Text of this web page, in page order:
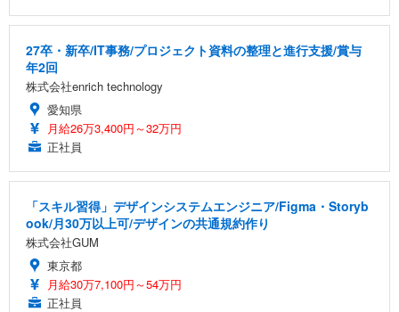
27卒・新卒/IT事務/プロジェクト資料の整理と進行支援/賞与
年2回
株式会社enrich technology
愛知県
月給26万3,400円～32万円
正社員
「スキル習得」デザインシステムエンジニア/Figma・Storyb
ook/月30万以上可/デザインの共通規約作り
株式会社GUM
東京都
月給30万7,100円～54万円
正社員